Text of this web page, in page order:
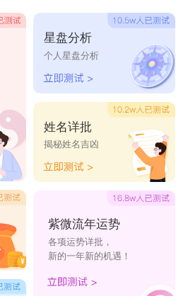
培如 田莉
佳雯 映莲
星盘分析
个人星盘分析
姓名详批
揭秘姓名吉凶
紫微流年运势
各项运势详批，
新的一年新的机遇！